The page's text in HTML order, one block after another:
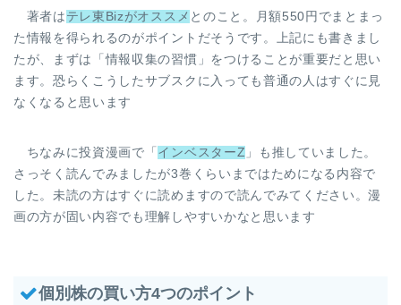
著者は テレ東Bizがオススメ とのこと。月額550円でまとまっ
た情報を得られるのがポイントだそうです。上記にも書きまし
たが、まずは「情報収集の習慣」をつけることが重要だと思い
ます。恐らくこうしたサブスクに入っても普通の人はすぐに見
なくなると思います
ちなみに投資漫画で「 インベスターZ 」も推していました。
さっそく読んでみましたが3巻くらいまではためになる内容で
した。未読の方はすぐに読めますので読んでみてください。漫
画の方が固い内容でも理解しやすいかなと思います
個別株の買い方4つのポイント